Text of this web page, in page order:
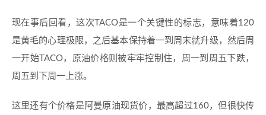
现在事后回看，这次TACO是一个关键性的标志，意味着120
是黄毛的心理极限，之后基本保持着一到周末就升级，然后周
一开始TACO，原油价格则被牢牢控制住，周一到周五下跌，
周五到下周一上涨。
这里还有个价格是阿曼原油现货价，最高超过160，但很快传